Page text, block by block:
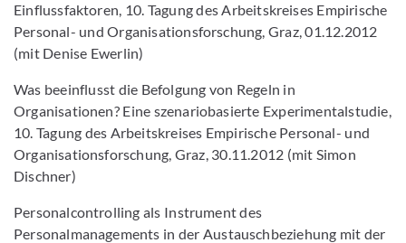
Einflussfaktoren, 10. Tagung des Arbeitskreises Empirische
Personal- und Organisationsforschung, Graz, 01.12.2012
(mit Denise Ewerlin)
Was beeinflusst die Befolgung von Regeln in
Organisationen? Eine szenariobasierte Experimentalstudie,
10. Tagung des Arbeitskreises Empirische Personal- und
Organisationsforschung, Graz, 30.11.2012 (mit Simon
Dischner)
Personalcontrolling als Instrument des
Personalmanagements in der Austauschbeziehung mit der